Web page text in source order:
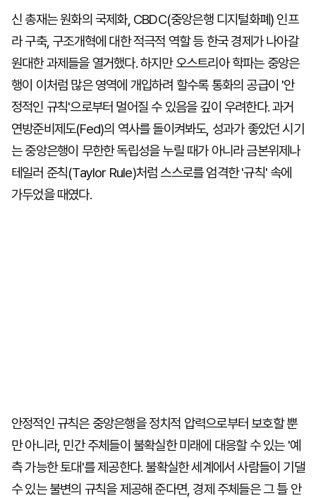
신 총재는 원화의 국제화, CBDC(중앙은행 디지털화폐) 인프
라 구축, 구조개혁에 대한 적극적 역할 등 한국 경제가 나아갈
원대한 과제들을 열거했다. 하지만 오스트리아 학파는 중앙은
행이 이처럼 많은 영역에 개입하려 할수록 통화의 공급이 '안
정적인 규칙'으로부터 멀어질 수 있음을 깊이 우려한다. 과거
연방준비제도(Fed)의 역사를 돌이켜봐도, 성과가 좋았던 시기
는 중앙은행이 무한한 독립성을 누릴 때가 아니라 금본위제나
테일러 준칙(Taylor Rule)처럼 스스로를 엄격한 '규칙' 속에
가두었을 때였다.
안정적인 규칙은 중앙은행을 정치적 압력으로부터 보호할 뿐
만 아니라, 민간 주체들이 불확실한 미래에 대응할 수 있는 '예
측 가능한 토대'를 제공한다. 불확실한 세계에서 사람들이 기댈
수 있는 불변의 규칙을 제공해 준다면, 경제 주체들은 그 틀 안